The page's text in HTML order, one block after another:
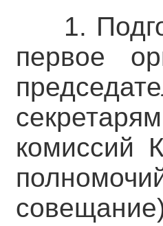
1.
первое
комиссий